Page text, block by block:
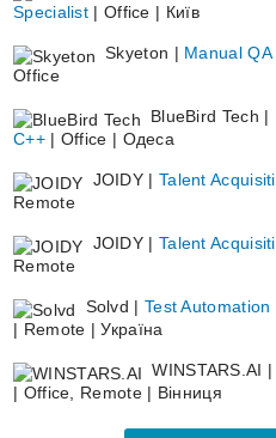
Specialist | Office | Київ
Skyeton | Manual
Office
BlueBird Tech |
C++| Office | Одеса
JOIDY | Talent
Remote
JOIDY | Talent
Remote
Solvd | Test
| Remote | Україна
WINSTARS.AI |
| Office, Remote | Вінниця